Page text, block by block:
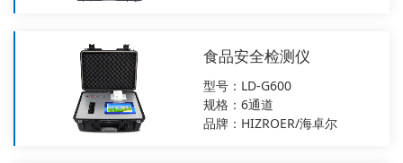
食品安全检测仪
型号：LD-G600
规格：6通道
品牌：HIZROER/海卓尔